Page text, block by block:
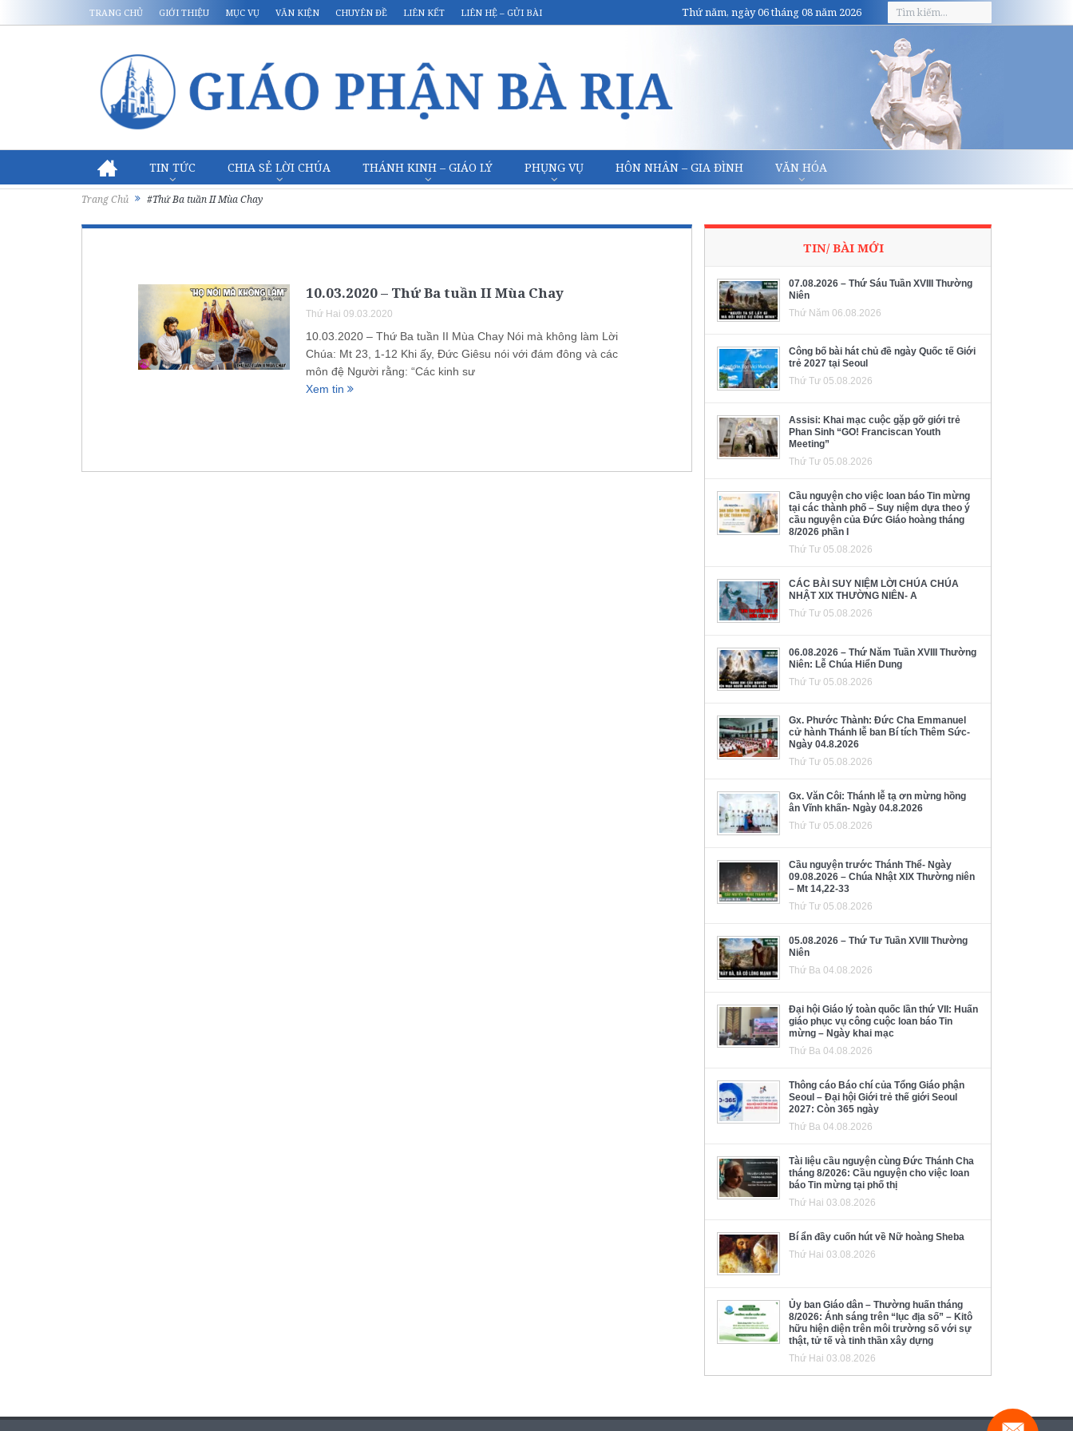
TRANG CHỦ GIỚI THIỆU MỤC VỤ VĂN KIỆN CHUYÊN ĐỀ LIÊN KẾT LIÊN HỆ – GỬI BÀI Thứ năm, ngày 06 tháng 08 năm 2026
TIN TỨC CHIA SẺ LỜI CHÚA THÁNH KINH – GIÁO LÝ PHỤNG VỤ HÔN NHÂN – GIA ĐÌNH VĂN HÓA
Trang Chủ #Thứ Ba tuần II Mùa Chay
10.03.2020 – Thứ Ba tuần II Mùa Chay
Thứ Hai 09.03.2020
10.03.2020 – Thứ Ba tuần II Mùa Chay Nói mà không làm Lời
Chúa: Mt 23, 1-12 Khi ấy, Ðức Giêsu nói với đám đông và các
môn đệ Người rằng: “Các kinh sư
Xem tin
TIN/ BÀI MỚI
07.08.2026 – Thứ Sáu Tuần XVIII Thường
Niên
Thứ Năm 06.08.2026
Công bố bài hát chủ đề ngày Quốc tế Giới
trẻ 2027 tại Seoul
Thứ Tư 05.08.2026
Assisi: Khai mạc cuộc gặp gỡ giới trẻ
Phan Sinh “GO! Franciscan Youth
Meeting”
Thứ Tư 05.08.2026
Cầu nguyện cho việc loan báo Tin mừng
tại các thành phố – Suy niệm dựa theo ý
cầu nguyện của Đức Giáo hoàng tháng
8/2026 phần I
Thứ Tư 05.08.2026
CÁC BÀI SUY NIỆM LỜI CHÚA CHÚA
NHẬT XIX THƯỜNG NIÊN- A
Thứ Tư 05.08.2026
06.08.2026 – Thứ Năm Tuần XVIII Thường
Niên: Lễ Chúa Hiển Dung
Thứ Tư 05.08.2026
Gx. Phước Thành: Đức Cha Emmanuel
cử hành Thánh lễ ban Bí tích Thêm Sức-
Ngày 04.8.2026
Thứ Tư 05.08.2026
Gx. Văn Côi: Thánh lễ tạ ơn mừng hồng
ân Vĩnh khấn- Ngày 04.8.2026
Thứ Tư 05.08.2026
Cầu nguyện trước Thánh Thể- Ngày
09.08.2026 – Chúa Nhật XIX Thường niên
– Mt 14,22-33
Thứ Tư 05.08.2026
05.08.2026 – Thứ Tư Tuần XVIII Thường
Niên
Thứ Ba 04.08.2026
Đại hội Giáo lý toàn quốc lần thứ VII: Huấn
giáo phục vụ công cuộc loan báo Tin
mừng – Ngày khai mạc
Thứ Ba 04.08.2026
Thông cáo Báo chí của Tổng Giáo phận
Seoul – Đại hội Giới trẻ thế giới Seoul
2027: Còn 365 ngày
Thứ Ba 04.08.2026
Tài liệu cầu nguyện cùng Đức Thánh Cha
tháng 8/2026: Cầu nguyện cho việc loan
báo Tin mừng tại phố thị
Thứ Hai 03.08.2026
Bí ẩn đầy cuốn hút về Nữ hoàng Sheba
Thứ Hai 03.08.2026
Ủy ban Giáo dân – Thường huấn tháng
8/2026: Ánh sáng trên “lục địa số” – Kitô
hữu hiện diện trên môi trường số với sự
thật, tử tế và tinh thần xây dựng
Thứ Hai 03.08.2026